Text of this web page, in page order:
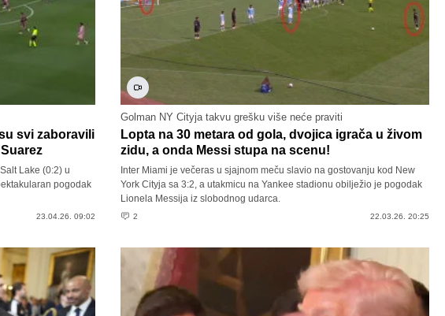
svi zaboravili
Lake (0:2) u
pogodak
23.04.26. 09:02
Golman NY Cityja takvu grešku više neće praviti
Lopta na 30 metara od gola, dvojica igrača u živom
zidu, a onda Messi stupa na scenu!
Inter Miami je večeras u sjajnom meču slavio na gostovanju kod New
York Cityja sa 3:2, a utakmicu na Yankee stadionu obilježio je pogodak
Lionela Messija iz slobodnog udarca.
2 22.03.26. 20:25